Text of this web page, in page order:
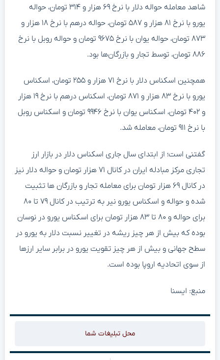
شاهد معامله حواله دلار با نرخ ۶۹ هزار و ۳۱۴ تومان، حواله
یورو با نرخ ۸۱ هزار و ۵۸۷ تومان، حواله درهم با نرخ ۱۸ هزار و
۸۷۳ تومان، حواله یوان با نرخ ۹۶۷۵ تومان و حواله روبل با نرخ
۸۸۶ تومان، توسط تجار و بازرگان‌ها بود.
همچنین اسکناس دلار با نرخ ۷۱ هزار و ۲۵۵ تومان، اسکناس
یورو با نرخ ۸۳ هزار و ۸۷۱ تومان، اسکناس درهم با نرخ ۱۹ هزار
و ۴۰۲ تومان، اسکناس یوان با نرخ ۹۹۴۶ تومان و اسکناس روبل
با نرخ ۹۱۱ تومان، معامله شد.
گفتنی است؛ از ابتدای سال جاری اسکناس دلار در بازار ارز
تجاری مرکز مبادله ایران در کانال ۷۱ هزار تومان و حواله دلار نیز
در کانال ۶۹ هزار تومان برای معامله تجار و بازرگان ها تثبیت
شده و حواله و اسکناس یورو نیر به ترتیب در کانال ۷۹ تا ۸۰
برای حواله و ۸۰ تا ۸۳ هزار تومان برای اسکناس یورو در نوسان
بوده که بیش از هر چیز ریشه در تغییر نسبت دلار به یورو در
سطح جهانی و بیش از هر چیز تقویت یورو در برابر سایر ارزها
از سوی اتحادیه اروپا بوده است.
منبع: ایسنا
محل تبلیغات شما